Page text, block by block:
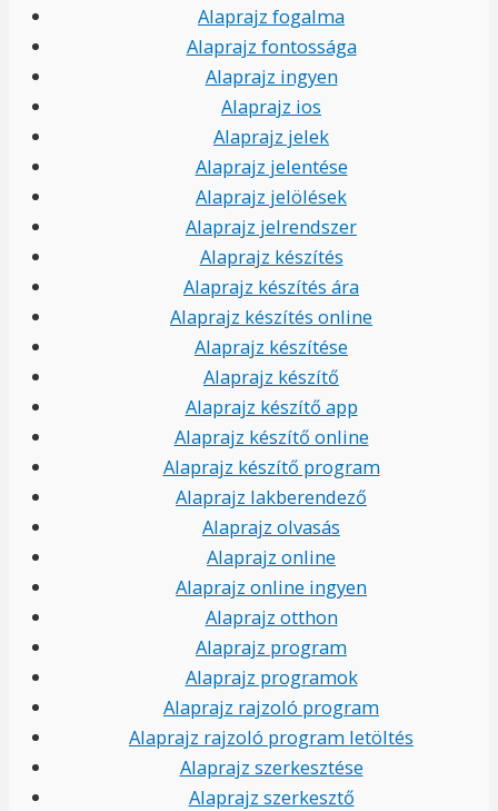
Alaprajz fogalma
Alaprajz fontossága
Alaprajz ingyen
Alaprajz ios
Alaprajz jelek
Alaprajz jelentése
Alaprajz jelölések
Alaprajz jelrendszer
Alaprajz készítés
Alaprajz készítés ára
Alaprajz készítés online
Alaprajz készítése
Alaprajz készítő
Alaprajz készítő app
Alaprajz készítő online
Alaprajz készítő program
Alaprajz lakberendező
Alaprajz olvasás
Alaprajz online
Alaprajz online ingyen
Alaprajz otthon
Alaprajz program
Alaprajz programok
Alaprajz rajzoló program
Alaprajz rajzoló program letöltés
Alaprajz szerkesztése
Alaprajz szerkesztő